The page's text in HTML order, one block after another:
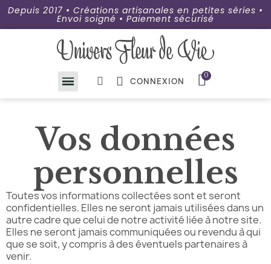
Depuis 2017 • Créations artisanales en petites séries •
Envoi soigné • Paiement sécurisé
CONNEXION
Vos données
personnelles
Toutes vos informations collectées sont et seront
confidentielles. Elles ne seront jamais utilisées dans un
autre cadre que celui de notre activité liée à notre site.
Elles ne seront jamais communiquées ou revendu à qui
que se soit, y compris à des éventuels partenaires à
venir.